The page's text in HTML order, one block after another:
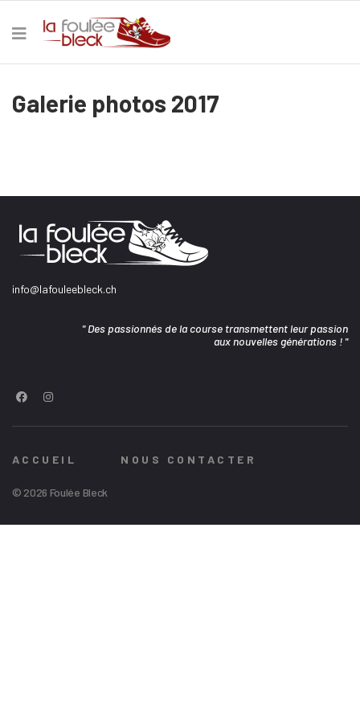
Galerie photos 2017
info@lafouleebleck.ch
" Des passionnés de la course transmettent leur passion
aux nouvelles générations ! "
ACCUEIL NOUS CONTACTER
© 2026 Foulée Bleck